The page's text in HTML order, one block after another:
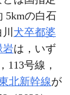
5kmの白石
犬卒都婆
岩は，いず
113号線，
北新幹線が